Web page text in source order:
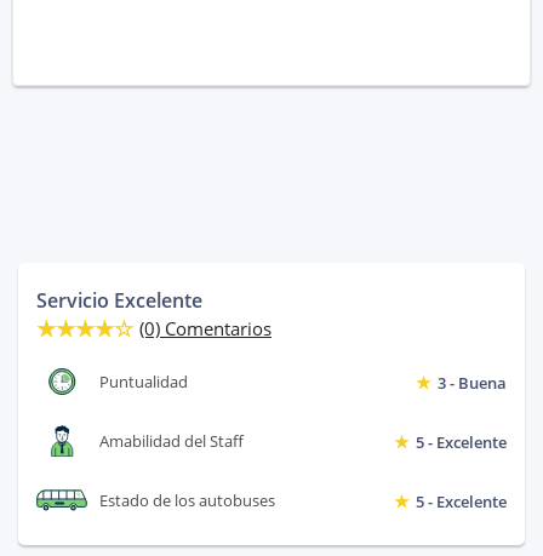
Servicio Excelente
(0) Comentarios
Puntualidad 3 - Buena
Amabilidad del Staff 5 - Excelente
Estado de los autobuses 5 - Excelente